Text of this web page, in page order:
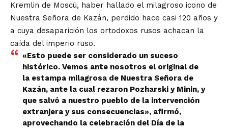
Kremlin de Moscú, haber hallado el milagroso icono de
Nuestra Señora de Kazán, perdido hace casi 120 años y
a cuya desaparición los ortodoxos rusos achacan la
caída del imperio ruso.
«Esto puede ser considerado un suceso
histórico. Vemos ante nosotros el original de
la estampa milagrosa de Nuestra Señora de
Kazán, ante la cual rezaron Pozharski y Minin, y
que salvó a nuestro pueblo de la intervención
extranjera y sus consecuencias», afirmó,
aprovechando la celebración del Día de la